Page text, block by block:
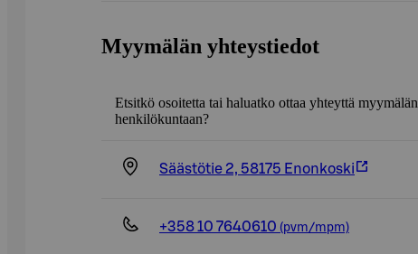
Myymälän yhteystiedot
Etsitkö osoitetta tai haluatko ottaa yhteyttä myymälän
henkilökuntaan?
Säästötie 2, 58175 Enonkoski
+358 10 7640610 (pvm/mpm)